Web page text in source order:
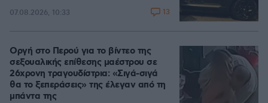
07.08.2026, 10:33 13
Οργή στο Περού για το βίντεο της
σεξουαλικής επίθεσης μαέστρου σε
26χρονη τραγουδίστρια: «Σιγά-σιγά
θα το ξεπεράσεις» της έλεγαν από τη
μπάντα της